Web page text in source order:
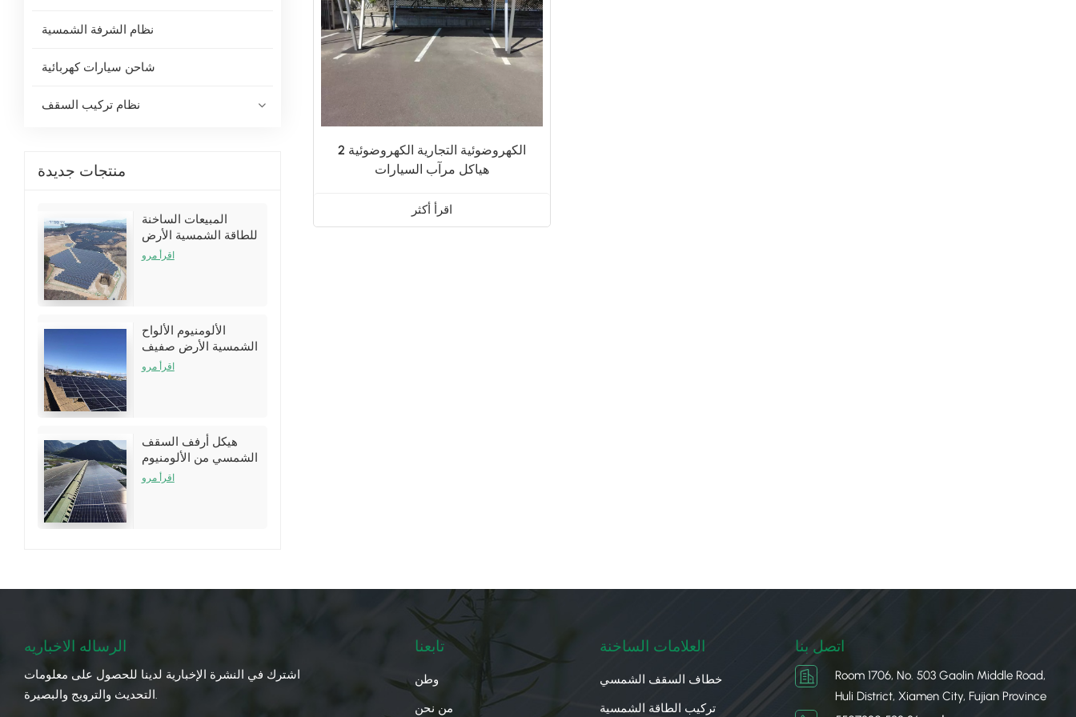
نظام الشرفة الشمسية
شاحن سيارات كهربائية
نظام تركيب السقف
منتجات جديدة
المبيعات الساخنة
للطاقة الشمسية الأرض
تركيب أقواس الأقواس
اقرأ مرو
الألومنيوم الألواح
الشمسية الأرض صفيف
نظام الأرفف
اقرأ مرو
هيكل أرفف السقف
الشمسي من الألومنيوم
لتركيبات سقف القصدير
اقرأ مرو
الكهروضوئية التجارية الكهروضوئية 2
هياكل مرآب السيارات
اقرأ أكثر
الرساله الاخباريه
اشترك في النشرة الإخبارية لدينا للحصول على معلومات
التحديث والترويج والبصيرة.
تابعنا
وطن
من نحن
العلامات الساخنة
خطاف السقف الشمسي
تركيب الطاقة الشمسية
اتصل بنا
Room 1706, No. 503 Gaolin Middle Road,
Huli District, Xiamen City, Fujian Province